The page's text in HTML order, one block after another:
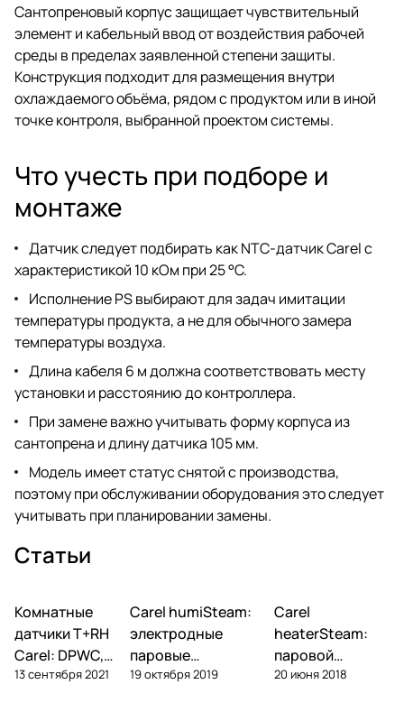
Сантопреновый корпус защищает чувствительный
элемент и кабельный ввод от воздействия рабочей
среды в пределах заявленной степени защиты.
Конструкция подходит для размещения внутри
охлаждаемого объёма, рядом с продуктом или в иной
точке контроля, выбранной проектом системы.
Что учесть при подборе и
монтаже
Датчик следует подбирать как NTC-датчик Carel с
характеристикой 10 кОм при 25 °C.
Исполнение PS выбирают для задач имитации
температуры продукта, а не для обычного замера
температуры воздуха.
Длина кабеля 6 м должна соответствовать месту
установки и расстоянию до контроллера.
При замене важно учитывать форму корпуса из
сантопрена и длину датчика 105 мм.
Модель имеет статус снятой с производства,
поэтому при обслуживании оборудования это следует
учитывать при планировании замены.
Статьи
Автоматика и
контроллеры
Комнатные
датчики T+RH
Carel: DPWC,
DPDC, ASWC —
13 сентября 2021
Увлажнение
Carel humiSteam:
электродные
паровые
увлажнители —
19 октября 2019
Увлажнение
Carel
heaterSteam:
паровой
увлажнитель с
20 июня 2018